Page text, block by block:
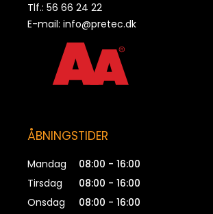
Tlf.: 56 66 24 22
E-mail: info@pretec.dk
ÅBNINGSTIDER
Mandag
08:00 - 16:00
Tirsdag
08:00 - 16:00
Onsdag
08:00 - 16:00